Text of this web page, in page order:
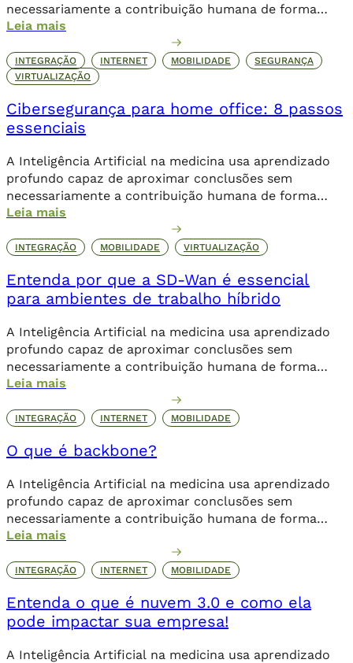
necessariamente a contribuição humana de forma
direta.
Leia mais
INTEGRAÇÃO INTERNET MOBILIDADE
SEGURANÇA
VIRTUALIZAÇÃO
Cibersegurança para home office: 8 passos
essenciais
A Inteligência Artificial na medicina usa aprendizado
profundo capaz de aproximar conclusões sem
necessariamente a contribuição humana de forma
direta.
Leia mais
INTEGRAÇÃO MOBILIDADE VIRTUALIZAÇÃO
Entenda por que a SD-Wan é essencial
para ambientes de trabalho híbrido
A Inteligência Artificial na medicina usa aprendizado
profundo capaz de aproximar conclusões sem
necessariamente a contribuição humana de forma
direta.
Leia mais
INTEGRAÇÃO INTERNET MOBILIDADE
O que é backbone?
A Inteligência Artificial na medicina usa aprendizado
profundo capaz de aproximar conclusões sem
necessariamente a contribuição humana de forma
direta.
Leia mais
INTEGRAÇÃO INTERNET MOBILIDADE
Entenda o que é nuvem 3.0 e como ela
pode impactar sua empresa!
A Inteligência Artificial na medicina usa aprendizado